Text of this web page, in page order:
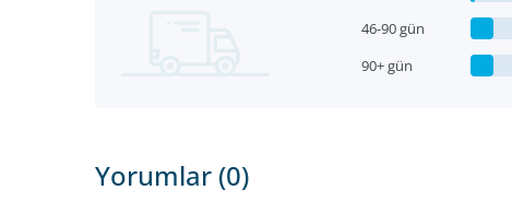
46-90 gün
90+ gün
Yorumlar (0)